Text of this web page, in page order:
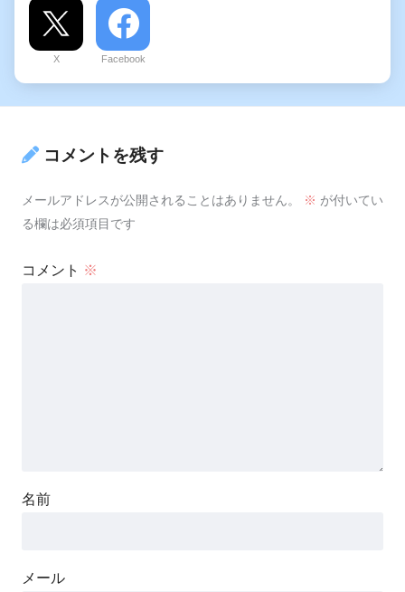
X Facebook
コメントを残す
メールアドレスが公開されることはありません。 ※ が付いてい
る欄は必須項目です
コメント ※
名前
メール